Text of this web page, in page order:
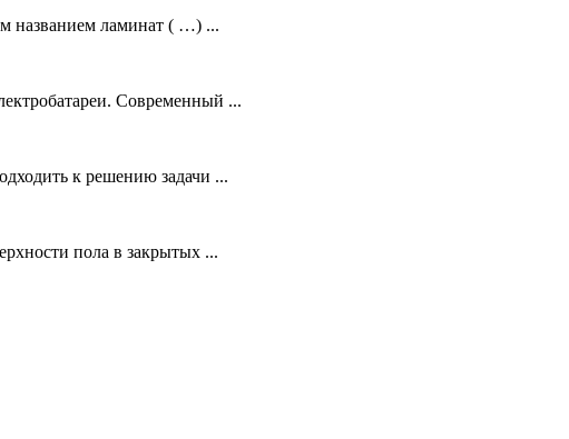
названием ламинат ( …) ...
Современный ...
к решению задачи ...
пола в закрытых ...